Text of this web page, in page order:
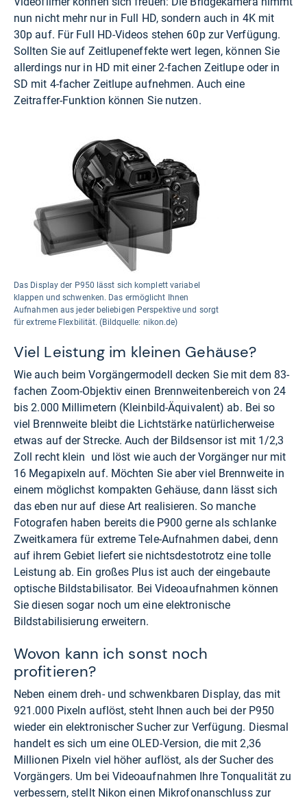
nun nicht mehr nur in Full HD, sondern auch in 4K mit
30p auf. Für Full HD-Videos stehen 60p zur Verfügung.
Sollten Sie auf Zeitlupeneffekte wert legen, können Sie
allerdings nur in HD mit einer 2-fachen Zeitlupe oder in
SD mit 4-facher Zeitlupe aufnehmen. Auch eine
Zeitraffer-Funktion können Sie nutzen.
Das Display der P950 lässt sich komplett variabel
klappen und schwenken. Das ermöglicht Ihnen
Aufnahmen aus jeder beliebigen Perspektive und sorgt
für extreme Flexbilität. (Bildquelle: nikon.de)
Viel Leistung im kleinen Gehäuse?
Wie auch beim Vorgängermodell decken Sie mit dem 83-
fachen Zoom-Objektiv einen Brennweitenbereich von 24
bis 2.000 Millimetern (Kleinbild-Äquivalent) ab. Bei so
viel Brennweite bleibt die Lichtstärke natürlicherweise
etwas auf der Strecke. Auch der Bildsensor ist mit 1/2,3
Zoll recht klein und löst wie auch der Vorgänger nur mit
16 Megapixeln auf. Möchten Sie aber viel Brennweite in
einem möglichst kompakten Gehäuse, dann lässt sich
das eben nur auf diese Art realisieren. So manche
Fotografen haben bereits die P900 gerne als schlanke
Zweitkamera für extreme Tele-Aufnahmen dabei, denn
auf ihrem Gebiet liefert sie nichtsdestotrotz eine tolle
Leistung ab. Ein großes Plus ist auch der eingebaute
optische Bildstabilisator. Bei Videoaufnahmen können
Sie diesen sogar noch um eine elektronische
Bildstabilisierung erweitern.
Wovon kann ich sonst noch
profitieren?
Neben einem dreh- und schwenkbaren Display, das mit
921.000 Pixeln auflöst, steht Ihnen auch bei der P950
wieder ein elektronischer Sucher zur Verfügung. Diesmal
handelt es sich um eine OLED-Version, die mit 2,36
Millionen Pixeln viel höher auflöst, als der Sucher des
Vorgängers. Um bei Videoaufnahmen Ihre Tonqualität zu
verbessern, stellt Nikon einen Mikrofonanschluss zur